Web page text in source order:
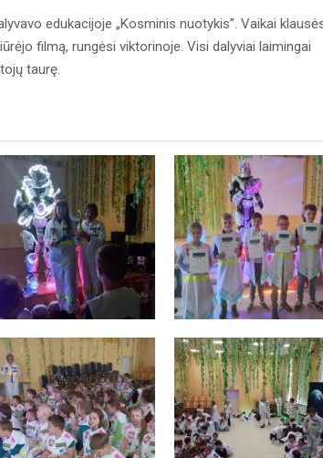
edukacijoje „Kosminis nuotykis”. Vaikai
filmą, rungėsi viktorinoje. Visi dalyviai laimingai
taurę.